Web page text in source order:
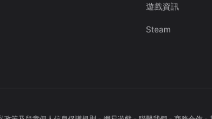
遊戲資訊
Steam